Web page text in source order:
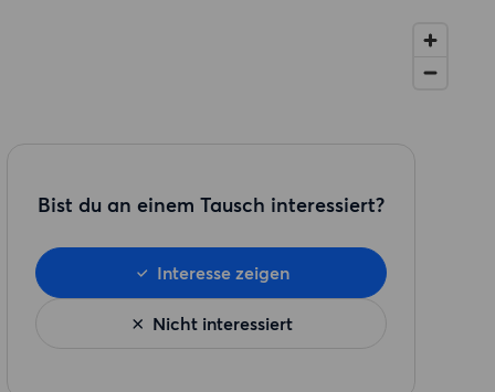
Bist du an einem Tausch interessiert?
Nicht interessiert
Interesse zeigen